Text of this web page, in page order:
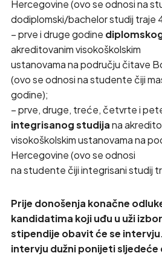
Hercegovine (ovo se odnosi na
dodiplomski/bachelor studij traje
– prve i druge godine
akreditovanim visokoškolskim
ustanovama na području čitave
(ovo se odnosi na studente čiji
godine);
– prve, druge, treće, četvrte i
integrisanog studijana
visokoškolskim ustanovama na
Hercegovine (ovo se odnosi
na studente čiji integrisani studij
Prije donošenja konačne
kandidatima koji uđu u uži
stipendije obavit će se
intervju dužni ponijeti